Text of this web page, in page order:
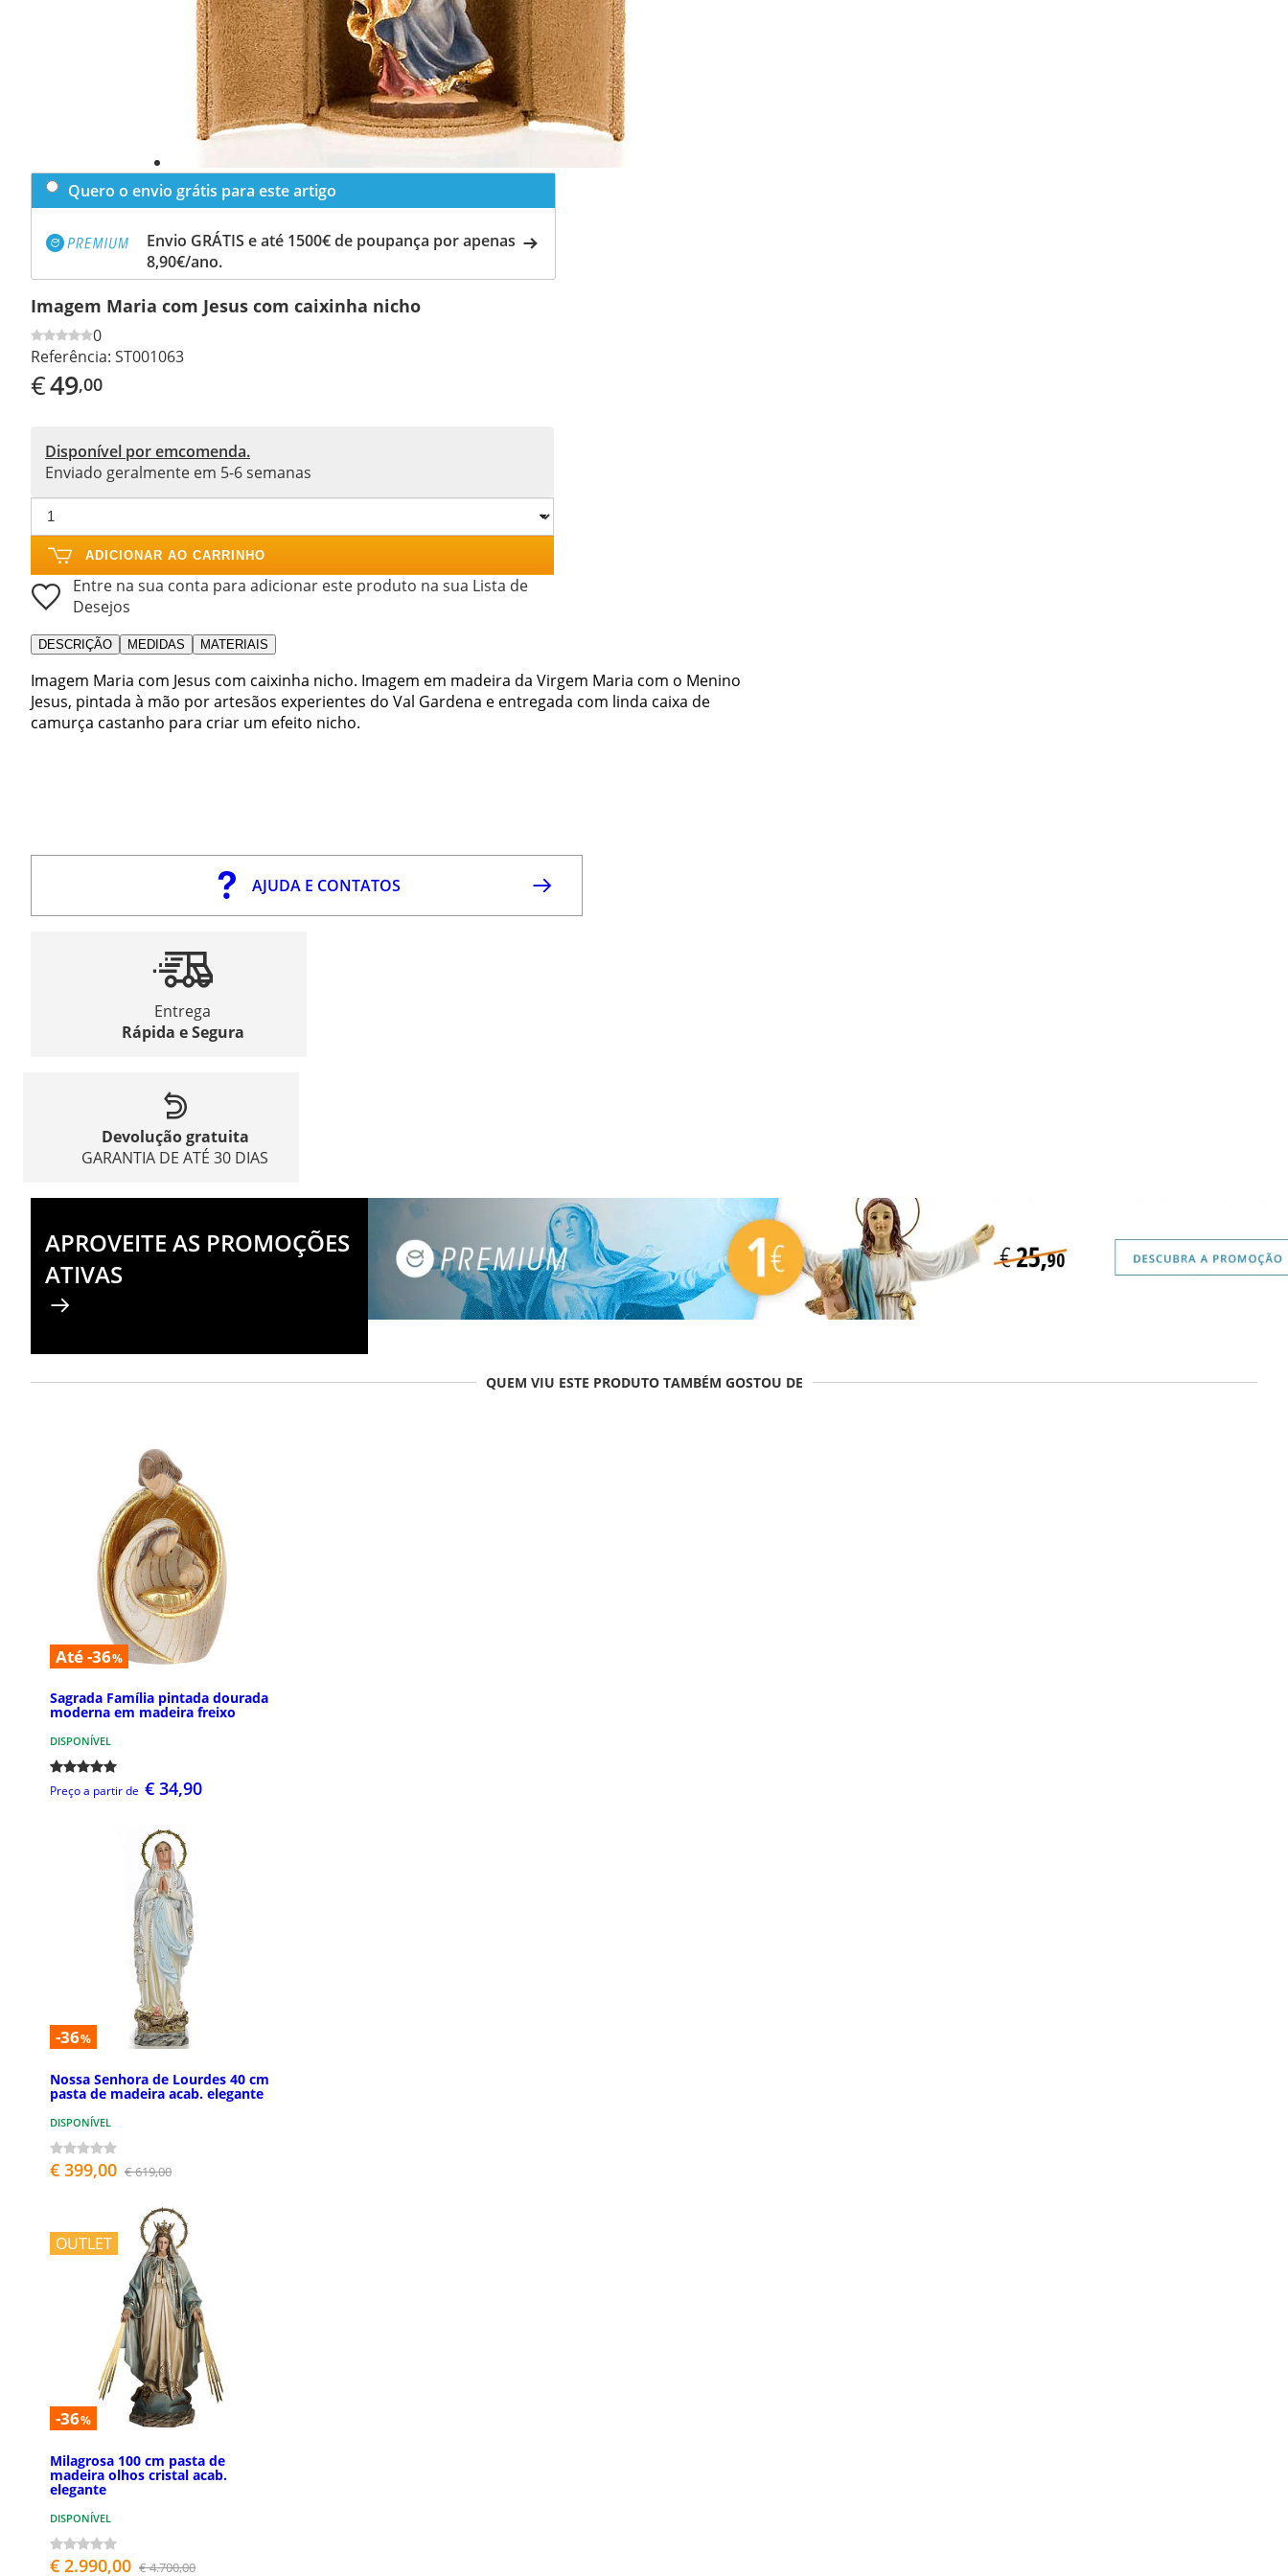
Quero o envio grátis para este artigo
Envio GRÁTIS e até 1500€ de poupança por apenas
8,90€/ano.
Imagem Maria com Jesus com caixinha nicho
0
Referência: ST001063
€49,00
Disponível por emcomenda.
Enviado geralmente em 5-6 semanas
ADICIONAR AO CARRINHO
Entre na sua conta para adicionar este produto na sua Lista de
Desejos
DESCRIÇÃO MEDIDAS MATERIAIS
Imagem Maria com Jesus com caixinha nicho. Imagem em madeira da Virgem Maria com o Menino
Jesus, pintada à mão por artesãos experientes do Val Gardena e entregada com linda caixa de
camurça castanho para criar um efeito nicho.
AJUDA E CONTATOS
Entrega
Rápida e Segura
Devolução gratuita
GARANTIA DE ATÉ 30 DIAS
APROVEITE AS PROMOÇÕES
ATIVAS
QUEM VIU ESTE PRODUTO TAMBÉM GOSTOU DE
Até -36%
Sagrada Família pintada dourada
moderna em madeira freixo
DISPONÍVEL
Preço a partir de € 34,90
-36%
Nossa Senhora de Lourdes 40 cm
pasta de madeira acab. elegante
DISPONÍVEL
€ 399,00 € 619,00
OUTLET
-36%
Milagrosa 100 cm pasta de
madeira olhos cristal acab.
elegante
DISPONÍVEL
€ 2.990,00 € 4.700,00